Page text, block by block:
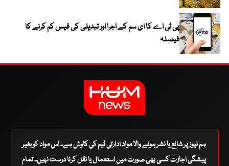
پی ٹی اے کا ای سم کے اجرا اور تبدیلی کی فیس کم کرنے کا
فیصلہ
ہم نیوز پر شائع یا نشر ہونے والا مواد ادارتی ٹیم کی کاوش ہے۔ اس مواد کو بغیر
پیشگی اجازت کسی بھی صورت میں استعمال یا نقل کرنا درست نہیں۔ تمام